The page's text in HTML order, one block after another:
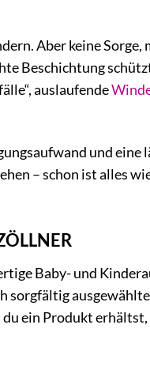
Aber keine
Beschichtung
auslaufende
und eine
– schon ist alles
Baby- und
sorgfältig
ein Produkt